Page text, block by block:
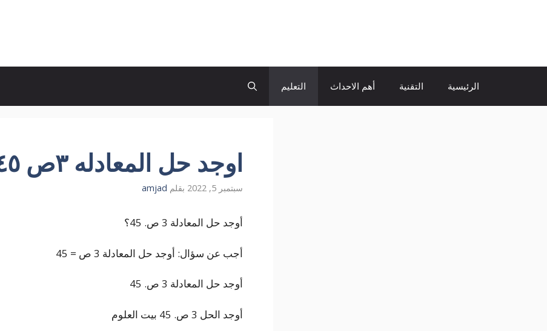
الرئيسية التقنية أهم الاحداث التعليم
اوجد حل المعادله ٣ص ٤٥
سبتمبر 5, 2022 بقلم amjad
أوجد حل المعادلة 3 ص. 45؟
أجب عن سؤال: أوجد حل المعادلة 3 ص = 45
أوجد حل المعادلة 3 ص. 45
أوجد الحل 3 ص. 45 بيت العلوم